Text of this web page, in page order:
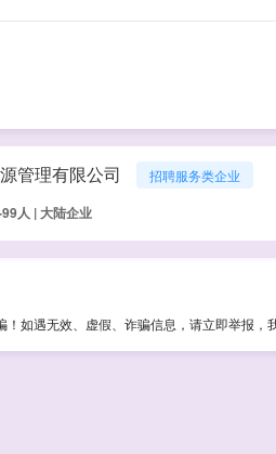
管理有限公司 招聘服务类企业
人 | 大陆企业
！如遇无效、虚假、诈骗信息，请立即举报，